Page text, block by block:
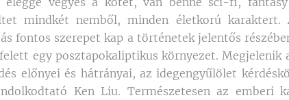
mindkét nemből, minden életkorú
fontos szerepet kap a történetek jelentős
egy posztapokaliptikus környezet. Megjelenik
előnyei és hátrányai, az idegengyűlölet
Ken Liu. Természetesen az emberi